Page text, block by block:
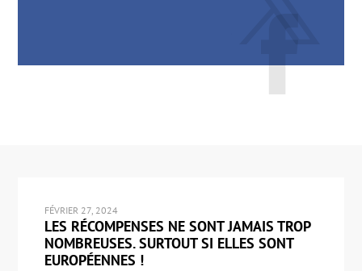
FÉVRIER 27, 2024
LES RÉCOMPENSES NE SONT JAMAIS TROP
NOMBREUSES. SURTOUT SI ELLES SONT
EUROPÉENNES !